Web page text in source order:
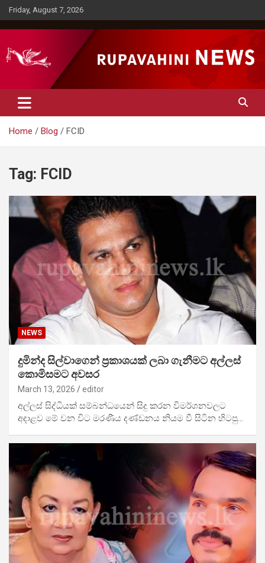
Skip
to
content
Friday, August 7, 2026
Rupavahini News
Home Blog FCID
Tag: FCID
NEWS
දුමින්ද සිල්වාගෙන් ප්‍රකාශයක් ලබා ගැනීමට අල්ලස්
කොමිසමට අවසර
March 13, 2026 editor
අල්ලස් සිද්ධියක් සම්බන්ධයෙන් සිදු කරන විමර්ශනවලට
අදාළව මේ වන විට මරණීය දණ්ඩනය නියම වී සිටින හිටපු…